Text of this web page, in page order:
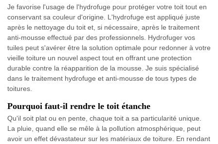
Je favorise l'usage de l'hydrofuge pour protéger votre toit tout en
conservant sa couleur d'origine. L'hydrofuge est appliqué juste
après le nettoyage du toit et, si nécessaire, après le traitement
anti-mousse effectué par des professionnels. Hydrofuger vos
tuiles peut s'avérer être la solution optimale pour redonner à votre
vieille toiture un nouvel aspect tout en offrant une protection
durable contre la réapparition de la mousse. Je suis spécialisé
dans le traitement hydrofuge et anti-mousse de tous types de
toitures.
Pourquoi faut-il rendre le toit étanche
Qu'il soit plat ou en pente, chaque toit a sa particularité unique.
La pluie, quand elle se mêle à la pollution atmosphérique, peut
avoir un effet dévastateur sur les matériaux de toiture. En rendant